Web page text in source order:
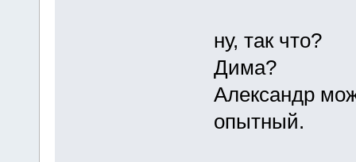
ну, так что?
Дима?
Александр
опытный.